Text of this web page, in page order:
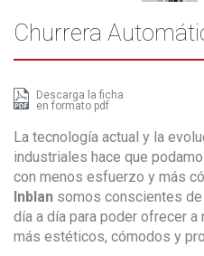
Churrera
Descarga la ficha
en formato pdf
La tecnología actual y la
industriales hace que
con menos esfuerzo y más
Inblan somos conscientes
día a día para poder ofrecer
más estéticos, cómodos y